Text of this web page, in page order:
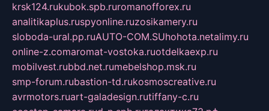
krsk124.rukubok.spb.ruromanofforex.ru
analitikaplus.ruspyonline.ruzosikamery.ru
sloboda-ural.pp.ruAUTO-COM.SUhohota.netalimy.ru
online-z.comaromat-vostoka.ruotdelkaexp.ru
mobilvest.rubbd.net.rumebelshop.msk.ru
smp-forum.rubastion-td.rukosmoscreative.ru
avrmotors.ruart-galadesign.rutiffany-c.ru